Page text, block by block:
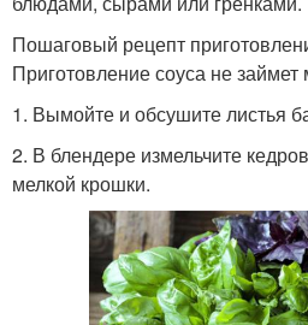
Пошаговый рецепт
Приготовление соуса не
1. Вымойте и обсушите листья
2. В блендере измельчите
мелкой крошки.